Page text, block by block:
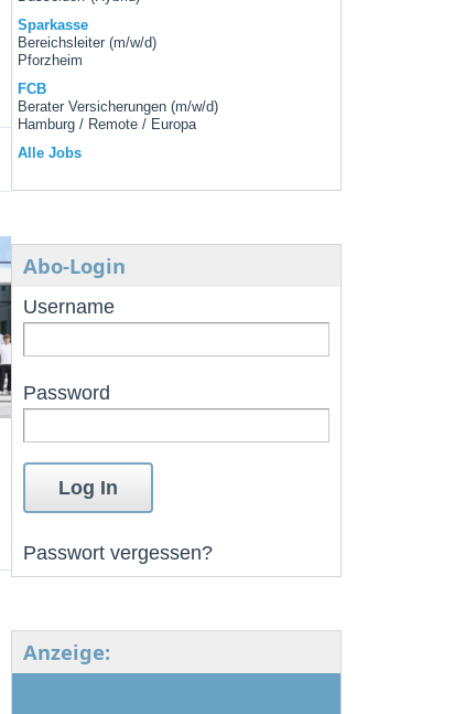
Sparkasse
Bereichsleiter (m/w/d)
Pforzheim
FCB
Berater Versicherungen (m/w/d)
Hamburg / Remote / Europa
Alle Jobs
Abo-Login
Username
Password
Passwort vergessen?
Anzeige: